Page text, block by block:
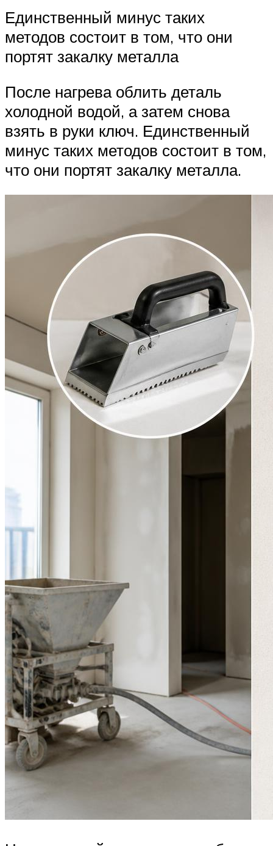
Единственный минус таких
методов состоит в том, что они
портят закалку металла
После нагрева облить деталь
холодной водой, а затем снова
взять в руки ключ. Единственный
минус таких методов состоит в том,
что они портят закалку металла.